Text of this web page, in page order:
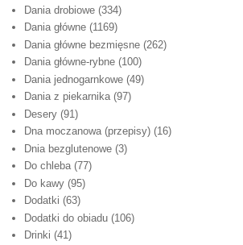
Dania drobiowe (334)
Dania główne (1169)
Dania główne bezmięsne (262)
Dania główne-rybne (100)
Dania jednogarnkowe (49)
Dania z piekarnika (97)
Desery (91)
Dna moczanowa (przepisy) (16)
Dnia bezglutenowe (3)
Do chleba (77)
Do kawy (95)
Dodatki (63)
Dodatki do obiadu (106)
Drinki (41)